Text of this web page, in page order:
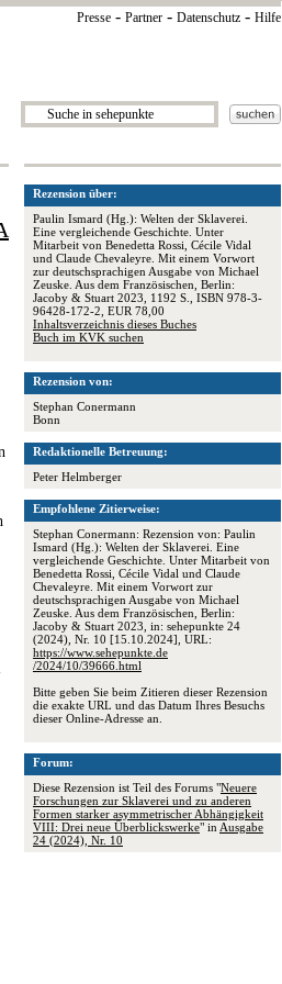
Presse - Partner - Datenschutz - Hilfe
Rezension über:
Paulin Ismard (Hg.): Welten der Sklaverei.
Eine vergleichende Geschichte. Unter
Mitarbeit von Benedetta Rossi, Cécile Vidal
und Claude Chevaleyre. Mit einem Vorwort
zur deutschsprachigen Ausgabe von Michael
Zeuske. Aus dem Französischen, Berlin:
Jacoby & Stuart 2023, 1192 S., ISBN 978-3-
96428-172-2, EUR 78,00
Inhaltsverzeichnis dieses Buches
Buch im KVK suchen
Rezension von:
Stephan Conermann
Bonn
Redaktionelle Betreuung:
Peter Helmberger
Empfohlene Zitierweise:
Stephan Conermann: Rezension von: Paulin
Ismard (Hg.): Welten der Sklaverei. Eine
vergleichende Geschichte. Unter Mitarbeit von
Benedetta Rossi, Cécile Vidal und Claude
Chevaleyre. Mit einem Vorwort zur
deutschsprachigen Ausgabe von Michael
Zeuske. Aus dem Französischen, Berlin:
Jacoby & Stuart 2023, in: sehepunkte 24
(2024), Nr. 10 [15.10.2024], URL:
https://www.sehepunkte.de
/2024/10/39666.html
Bitte geben Sie beim Zitieren dieser Rezension
die exakte URL und das Datum Ihres Besuchs
dieser Online-Adresse an.
Forum:
Diese Rezension ist Teil des Forums "Neuere
Forschungen zur Sklaverei und zu anderen
Formen starker asymmetrischer Abhängigkeit
VIII: Drei neue Überblickswerke" in Ausgabe
24 (2024), Nr. 10